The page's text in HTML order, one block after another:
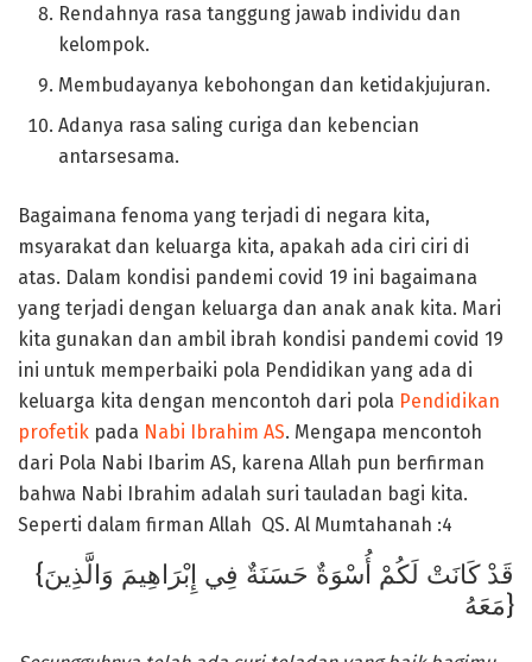
Rendahnya rasa tanggung jawab individu dan
kelompok.
Membudayanya kebohongan dan ketidakjujuran.
Adanya rasa saling curiga dan kebencian
antarsesama.
Bagaimana fenoma yang terjadi di negara kita,
msyarakat dan keluarga kita, apakah ada ciri ciri di
atas. Dalam kondisi pandemi covid 19 ini bagaimana
yang terjadi dengan keluarga dan anak anak kita. Mari
kita gunakan dan ambil ibrah kondisi pandemi covid 19
ini untuk memperbaiki pola Pendidikan yang ada di
keluarga kita dengan mencontoh dari pola Pendidikan
profetik pada Nabi Ibrahim AS. Mengapa mencontoh
dari Pola Nabi Ibarim AS, karena Allah pun berfirman
bahwa Nabi Ibrahim adalah suri tauladan bagi kita.
Seperti dalam firman Allah QS. Al Mumtahanah :4
{قَدْ كَانَتْ لَكُمْ أُسْوَةٌ حَسَنَةٌ فِي إِبْرَاهِيمَ وَالَّذِينَ
مَعَهُ}